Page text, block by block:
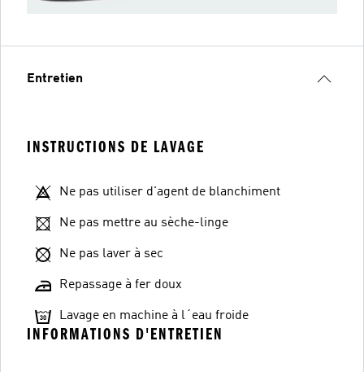
Entretien
INSTRUCTIONS DE LAVAGE
Ne pas utiliser d'agent de blanchiment
Ne pas mettre au sèche-linge
Ne pas laver à sec
Repassage à fer doux
Lavage en machine à l´eau froide
INFORMATIONS D'ENTRETIEN